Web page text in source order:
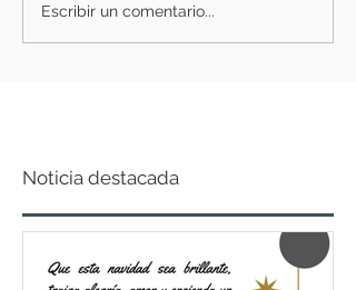
Escribir un comentario...
Noticia destacada